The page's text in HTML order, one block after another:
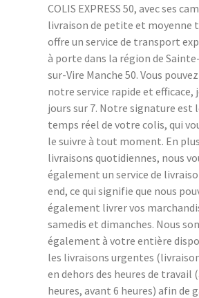
COLIS EXPRESS 50, avec ses
livraison de petite et moyenne
offre un service de transport
à porte dans la région de
sur-Vire Manche 50. Vous
notre service rapide et efficace,
jours sur 7. Notre signature est
temps réel de votre colis, qui
le suivre à tout moment. En
livraisons quotidiennes, nous
également un service de
end, ce qui signifie que nous
également livrer vos
samedis et dimanches. Nous
également à votre entière
les livraisons urgentes
en dehors des heures de travail
heures, avant 6 heures) afin de